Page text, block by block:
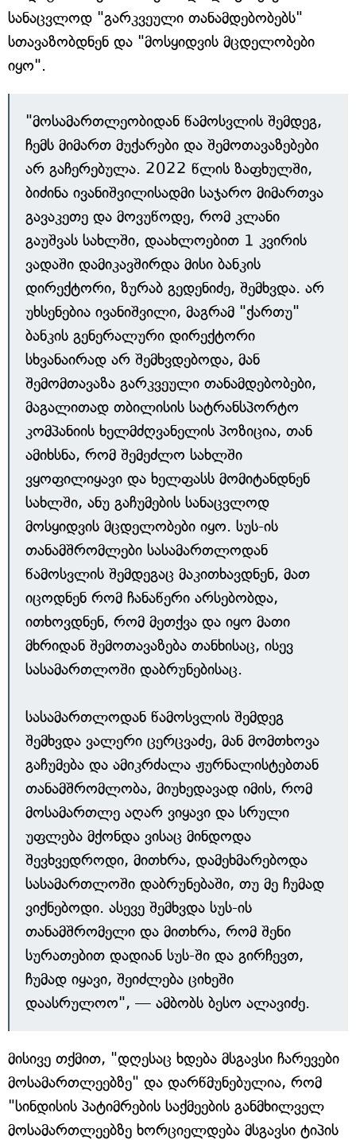
სანაცვლოდ "გარკვეული თანამდებობებს"
სთავაზობდნენ და "მოსყიდვის მცდელობები
იყო".
"მოსამართლეობიდან წამოსვლის შემდეგ,
ჩემს მიმართ მუქარები და შემოთავაზებები
არ გაჩერებულა. 2022 წლის ზაფხულში,
ბიძინა ივანიშვილისადმი საჯარო მიმართვა
გავაკეთე და მოვუწოდე, რომ კლანი
გაუშვას სახლში, დაახლოებით 1 კვირის
ვადაში დამიკავშირდა მისი ბანკის
დირექტორი, ზურაბ გედენიძე, შემხვდა. არ
უხსენებია ივანიშვილი, მაგრამ "ქართუ"
ბანკის გენერალური დირექტორი
სხვანაირად არ შემხვდებოდა, მან
შემომთავაზა გარკვეული თანამდებობები,
მაგალითად თბილისის სატრანსპორტო
კომპანიის ხელმძღვანელის პოზიცია, თან
ამიხსნა, რომ შემეძლო სახლში
ვყოფილიყავი და ხელფასს მომიტანდნენ
სახლში, ანუ გაჩუმების სანაცვლოდ
მოსყიდვის მცდელობები იყო. სუს-ის
თანამშრომლები სასამართლოდან
წამოსვლის შემდეგაც მაკითხავდნენ, მათ
იცოდნენ რომ ჩანაწერი არსებობდა,
ითხოვდნენ, რომ მეთქვა და იყო მათი
მხრიდან შემოთავაზება თანხისაც, ისევ
სასამართლოში დაბრუნებისაც.
სასამართლოდან წამოსვლის შემდეგ
შემხვდა ვალერი ცერცვაძე, მან მომთხოვა
გაჩუმება და ამიკრძალა ჟურნალისტებთან
თანამშრომლობა, მიუხედავად იმის, რომ
მოსამართლე აღარ ვიყავი და სრული
უფლება მქონდა ვისაც მინდოდა
შევხვედროდი, მითხრა, დამეხმარებოდა
სასამართლოში დაბრუნებაში, თუ მე ჩუმად
ვიქნებოდი. ასევე შემხვდა სუს-ის
თანამშრომელი და მითხრა, რომ შენი
სურათებით დადიან სუს-ში და გირჩევთ,
ჩუმად იყავი, შეიძლება ციხეში
დაასრულოო", — ამბობს ბესო ალავიძე.
მისივე თქმით, "დღესაც ხდება მსგავსი ჩარევები
მოსამართლეებზე" და დარწმუნებულია, რომ
"სინდისის პატიმრების საქმეების განმხილველ
მოსამართლეებზე ხორციელდება მსგავსი ტიპის